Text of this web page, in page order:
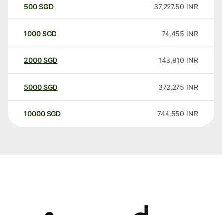
500SGD 37,227.50 INR
1000SGD 74,455 INR
2000SGD 148,910 INR
5000SGD 372,275 INR
10000 SGD 744,550 INR